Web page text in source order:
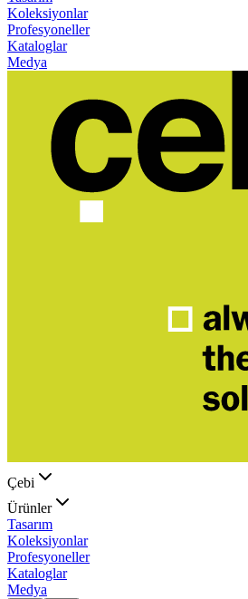
Koleksiyonlar
Profesyoneller
Kataloglar
Medya
Çebi
Ürünler
Tasarım
Koleksiyonlar
Profesyoneller
Kataloglar
Medya